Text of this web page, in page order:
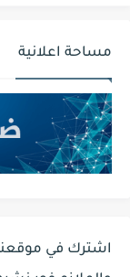
مساحة اعلانية
اشترك في